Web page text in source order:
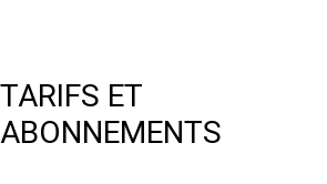
TARIFS ET
ABONNEMENTS